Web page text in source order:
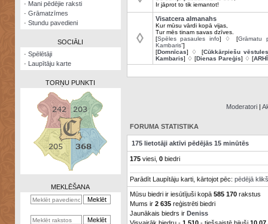
Arhīvs
Zināšanu
· Mani pēdējie raksti
· Grāmatzīmes
· Stundu pavedieni
SOCIĀLI
· Spēlētāji
· Laupītāju karte
TORŅU PUNKTI
MEKLĒŠANA
Ir jāprot to tik iemantot!
◊
Visatcera almanahs
Kur mūsu vārdi kopā vijas,
Tur mēs tinam savas dzīves.
[Spēles pasaules info] ♢ [Grāmatu
Kambaris”]
[Domnīcas] ♢ [Cūkkārpiešu vēstules
Kambaris] ♢ [Dienas Pareģis] ♢ [
Moderatori |
FORUMA STATISTIKA
175 lietotāji aktīvi pēdējās 15 minūtēs
175viesi, 0biedri
Parādīt Laupītāju karti, kārtojot pēc: pēdējā
Mūsu biedri ir iesūtījuši kopā 585 170rakstus
Mums ir 2 635reģistrēti biedri
Jaunākais biedrs ir Deniss